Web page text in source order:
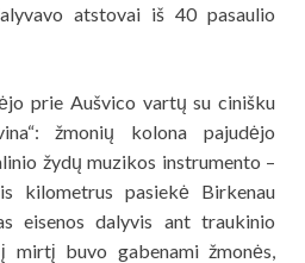
atstovai iš 40 pasaulio
prie Aušvico vartų su cinišku
žmonių kolona pajudėjo
žydų muzikos instrumento –
kilometrus pasiekė Birkenau
eisenos dalyvis ant traukinio
mirtį buvo gabenami žmonės,